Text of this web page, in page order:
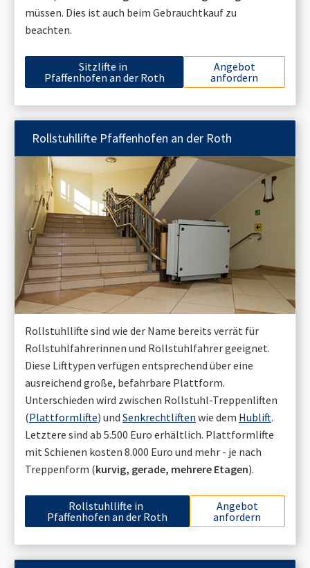
müssen. Dies ist auch beim Gebrauchtkauf zu
beachten.
Sitzlifte in
Pfaffenhofen an der Roth
Angebot
anfordern
Rollstuhllifte Pfaffenhofen an der Roth
Rollstuhllifte sind wie der Name bereits verrät für
Rollstuhlfahrerinnen und Rollstuhlfahrer geeignet.
Diese Lifttypen verfügen entsprechend über eine
ausreichend große, befahrbare Plattform.
Unterschieden wird zwischen Rollstuhl-Treppenliften
(Plattformlifte) und Senkrechtliften wie dem Hublift.
Letztere sind ab 5.500 Euro erhältlich. Plattformlifte
mit Schienen kosten 8.000 Euro und mehr - je nach
Treppenform (kurvig, gerade, mehrere Etagen).
Rollstuhllifte in
Pfaffenhofen an der Roth
Angebot
anfordern